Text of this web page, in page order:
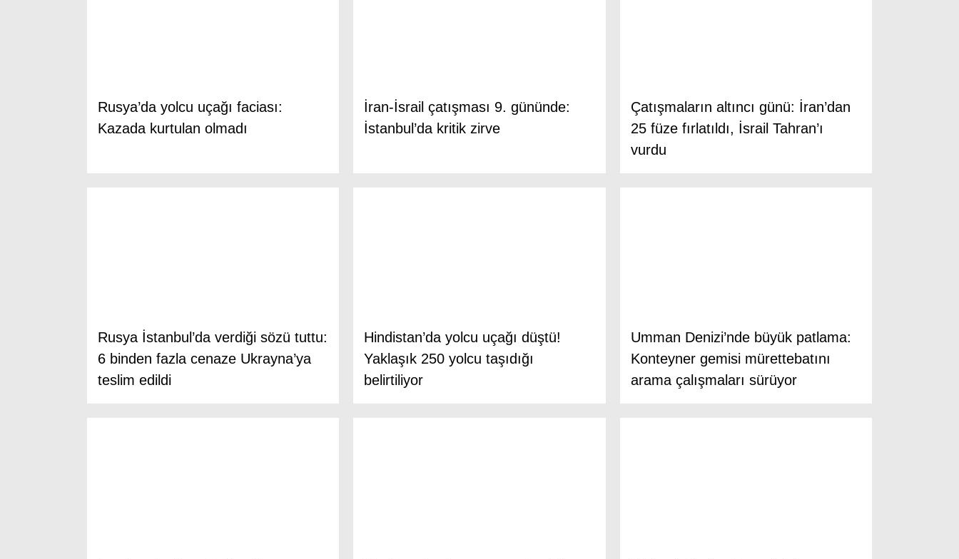
Rusya’da yolcu uçağı faciası:
Kazada kurtulan olmadı
İran-İsrail çatışması 9. gününde:
İstanbul’da kritik zirve
Çatışmaların altıncı günü: İran’dan
25 füze fırlatıldı, İsrail Tahran’ı
vurdu
Rusya İstanbul’da verdiği sözü tuttu:
6 binden fazla cenaze Ukrayna’ya
teslim edildi
Hindistan’da yolcu uçağı düştü!
Yaklaşık 250 yolcu taşıdığı
belirtiliyor
Umman Denizi’nde büyük patlama:
Konteyner gemisi mürettebatını
arama çalışmaları sürüyor